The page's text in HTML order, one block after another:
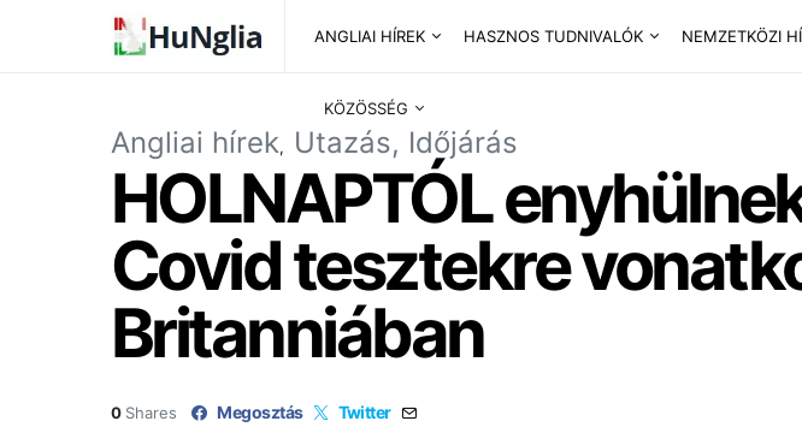
ANGLIAI HÍREK HASZNOS TUDNIVALÓK NEMZETKÖZI
KÖZÖSSÉG
Angliai hírek Utazás, Időjárás
HOLNAPTÓL
Covid tesztekre
Britanniában
0 Shares Megosztás Twitter